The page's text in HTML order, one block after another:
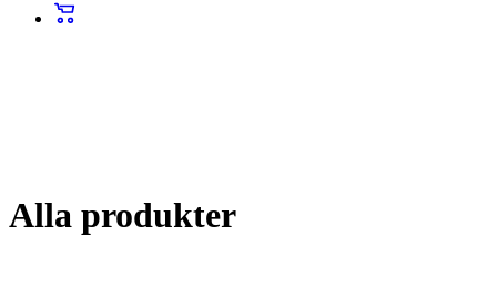
Alla produkter